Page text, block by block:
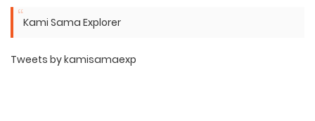
Kami Sama Explorer
Tweets by kamisamaexp